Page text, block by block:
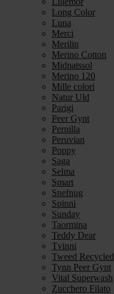
Long Color
Luna
Merci
Merilin
Merino Cotton
Midnatssol
Merino 120
Mille colori
Natur Uld
Parigi
Peer Gynt
Pernilla
Peruvian
Poppy
Saga
Selma
Smart
Snefnug
Spinni
Sunday
Taormina
Teddy Dear
Tvinni
Tweed Recycled
Tynn Peer Gynt
Vital Superwash
Zucchero Filato